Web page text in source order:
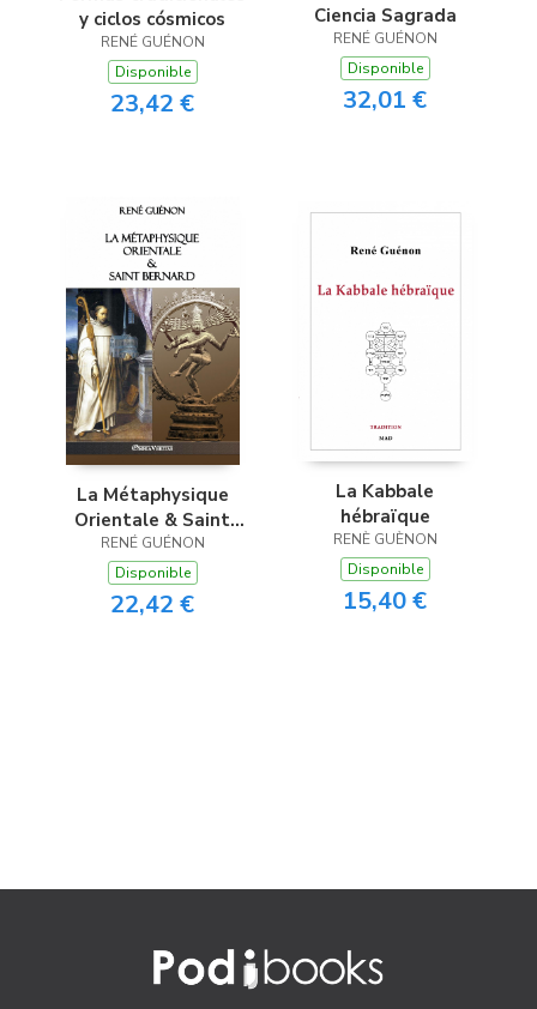
y ciclos cósmicos
RENÉ GUÉNON
Disponible
23,42 €
Ciencia Sagrada
RENÉ GUÉNON
Disponible
32,01 €
La Métaphysique
Orientale & Saint
Bernard
RENÉ GUÉNON
Disponible
22,42 €
La Kabbale
hébraïque
RENÈ GUÈNON
Disponible
15,40 €